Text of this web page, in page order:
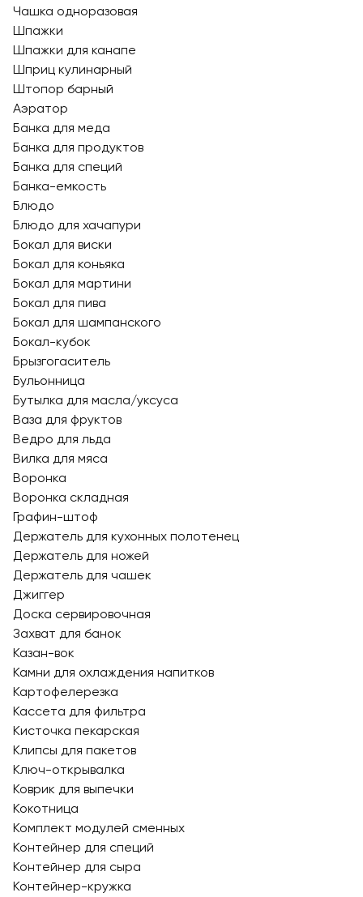
Чашка одноразовая
Шпажки
Шпажки для канапе
Шприц кулинарный
Штопор барный
Аэратор
Банка для меда
Банка для продуктов
Банка для специй
Банка-емкость
Блюдо
Блюдо для хачапури
Бокал для виски
Бокал для коньяка
Бокал для мартини
Бокал для пива
Бокал для шампанского
Бокал-кубок
Брызгогаситель
Бульонница
Бутылка для масла/уксуса
Ваза для фруктов
Ведро для льда
Вилка для мяса
Воронка
Воронка складная
Графин-штоф
Держатель для кухонных полотенец
Держатель для ножей
Держатель для чашек
Джиггер
Доска сервировочная
Захват для банок
Казан-вок
Камни для охлаждения напитков
Картофелерезка
Кассета для фильтра
Кисточка пекарская
Клипсы для пакетов
Ключ-открывалка
Коврик для выпечки
Кокотница
Комплект модулей сменных
Контейнер для специй
Контейнер для сыра
Контейнер-кружка